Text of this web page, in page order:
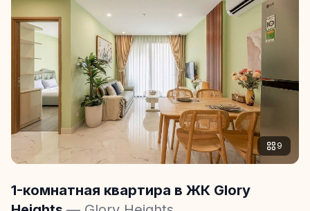
9
1-комнатная квартира в ЖК Glory